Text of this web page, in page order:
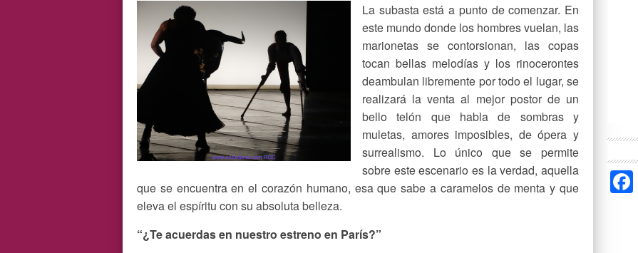
La subasta está a punto de comenzar. En
este mundo donde los hombres vuelan, las
marionetas se contorsionan, las copas
tocan bellas melodías y los rinocerontes
deambulan libremente por todo el lugar, se
realizará la venta al mejor postor de un
bello telón que habla de sombras y
muletas, amores imposibles, de ópera y
surrealismo. Lo único que se permite
sobre este escenario es la verdad, aquella
que se encuentra en el corazón humano, esa que sabe a caramelos de menta y que
eleva el espíritu con su absoluta belleza.
“¿Te acuerdas en nuestro estreno en París?”